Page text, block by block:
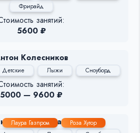
Фрирайд
занятий:
5600 ₽
Колесников
Детские Лыжи Сноуборд
занятий:
5000 — 9600 ₽
Лаура Газпром Роза Хутор
Анна Самохина